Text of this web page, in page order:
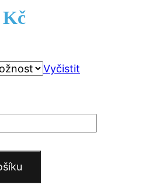
KčRozpětí
7 Kč
15 Kč
Vyčistit